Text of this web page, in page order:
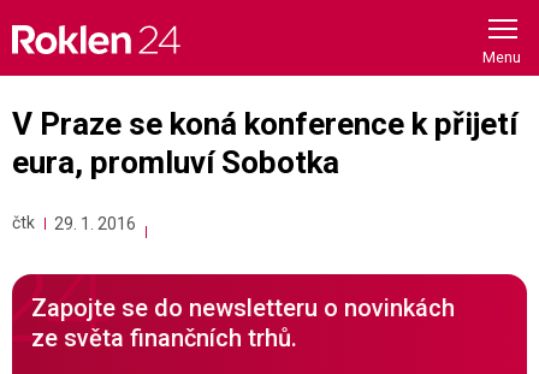
content
V Praze se koná konference k přijetí
eura, promluví Sobotka
čtk 29. 1. 2016
Zapojte se do newsletteru o novinkách
ze světa finančních trhů.